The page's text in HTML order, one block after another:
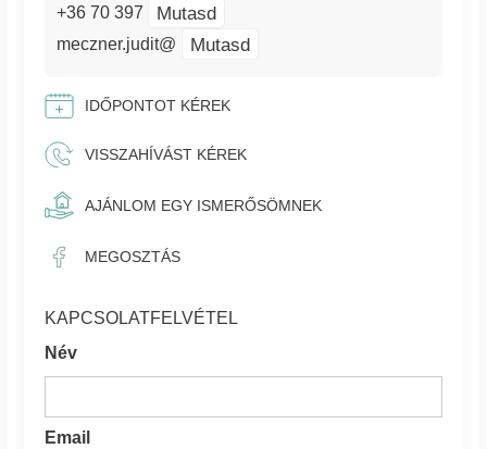
+36 70 397 Mutasd
meczner.judit@ Mutasd
IDŐPONTOT KÉREK
VISSZAHÍVÁST KÉREK
AJÁNLOM EGY ISMERŐSÖMNEK
MEGOSZTÁS
KAPCSOLATFELVÉTEL
Név
Email